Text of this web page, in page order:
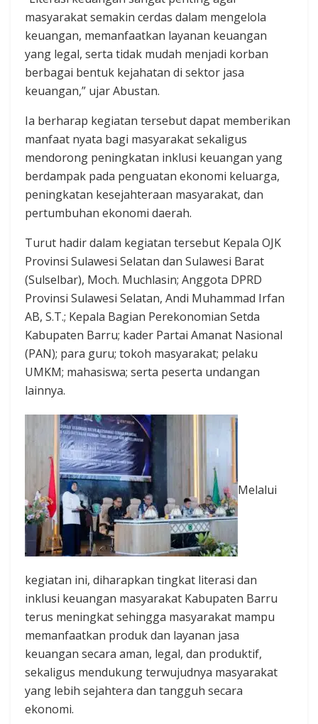
masyarakat semakin cerdas dalam mengelola
keuangan, memanfaatkan layanan keuangan
yang legal, serta tidak mudah menjadi korban
berbagai bentuk kejahatan di sektor jasa
keuangan,” ujar Abustan.
Ia berharap kegiatan tersebut dapat memberikan
manfaat nyata bagi masyarakat sekaligus
mendorong peningkatan inklusi keuangan yang
berdampak pada penguatan ekonomi keluarga,
peningkatan kesejahteraan masyarakat, dan
pertumbuhan ekonomi daerah.
Turut hadir dalam kegiatan tersebut Kepala OJK
Provinsi Sulawesi Selatan dan Sulawesi Barat
(Sulselbar), Moch. Muchlasin; Anggota DPRD
Provinsi Sulawesi Selatan, Andi Muhammad Irfan
AB, S.T.; Kepala Bagian Perekonomian Setda
Kabupaten Barru; kader Partai Amanat Nasional
(PAN); para guru; tokoh masyarakat; pelaku
UMKM; mahasiswa; serta peserta undangan
lainnya.
Melalui
kegiatan ini, diharapkan tingkat literasi dan
inklusi keuangan masyarakat Kabupaten Barru
terus meningkat sehingga masyarakat mampu
memanfaatkan produk dan layanan jasa
keuangan secara aman, legal, dan produktif,
sekaligus mendukung terwujudnya masyarakat
yang lebih sejahtera dan tangguh secara
ekonomi.